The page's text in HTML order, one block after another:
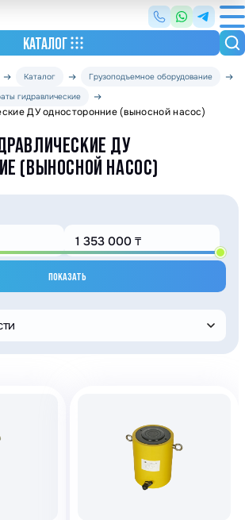
КАТАЛОГ
Каталог
Грузоподъемное оборудование
гидравлические
ДУ односторонние (выносной насос)
ДУ
(ВЫНОСНОЙ НАСОС)
ПОКАЗАТЬ